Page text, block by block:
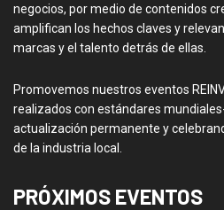
negocios, por medio de contenidos
amplifican los hechos claves y
marcas y el talento detrás de ellas.
Promovemos nuestros eventos
realizados con estándares
actualización permanente y
de la industria local.
PRÓXIMOS EVENTOS